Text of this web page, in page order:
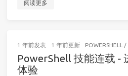
阅读更多
1 年前发表 1 年前更新 POWERSHELL /
PowerShell 技能连载 -
体验